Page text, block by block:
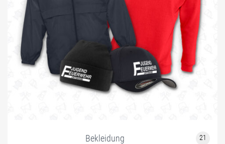
Bekleidung 21